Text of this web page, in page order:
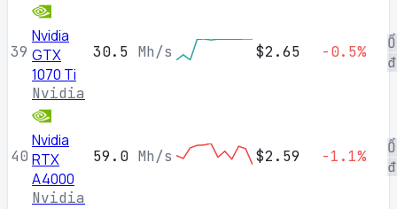
39
Nvidia
GTX
1070 Ti
Nvidia
30.5 Mh/s $2.65 -0.5%
40
Nvidia
RTX
A4000
Nvidia
59.0 Mh/s $2.59 -1.1%